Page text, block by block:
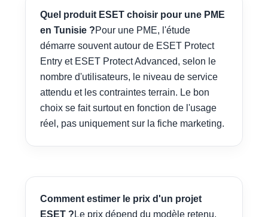
Quel produit ESET choisir pour une PME
en Tunisie ?Pour une PME, l'étude
démarre souvent autour de ESET Protect
Entry et ESET Protect Advanced, selon le
nombre d'utilisateurs, le niveau de service
attendu et les contraintes terrain. Le bon
choix se fait surtout en fonction de l'usage
réel, pas uniquement sur la fiche marketing.
Comment estimer le prix d'un projet
ESET ? Le prix dépend du modèle retenu,